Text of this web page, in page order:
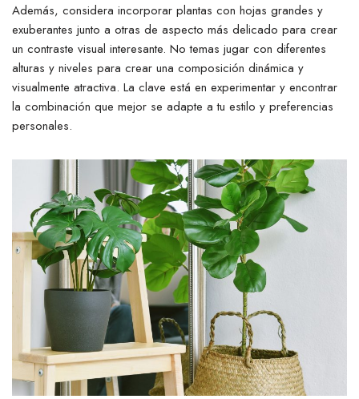
Además, considera incorporar plantas con hojas grandes y
exuberantes junto a otras de aspecto más delicado para crear
un contraste visual interesante. No temas jugar con diferentes
alturas y niveles para crear una composición dinámica y
visualmente atractiva. La clave está en experimentar y encontrar
la combinación que mejor se adapte a tu estilo y preferencias
personales.